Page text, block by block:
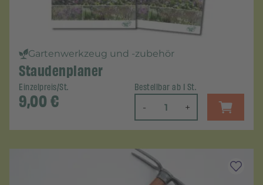
Gartenwerkzeug und -zubehör
Staudenplaner
Einzelpreis/St.
9,00€
Bestellbar ab 1 St.
- +